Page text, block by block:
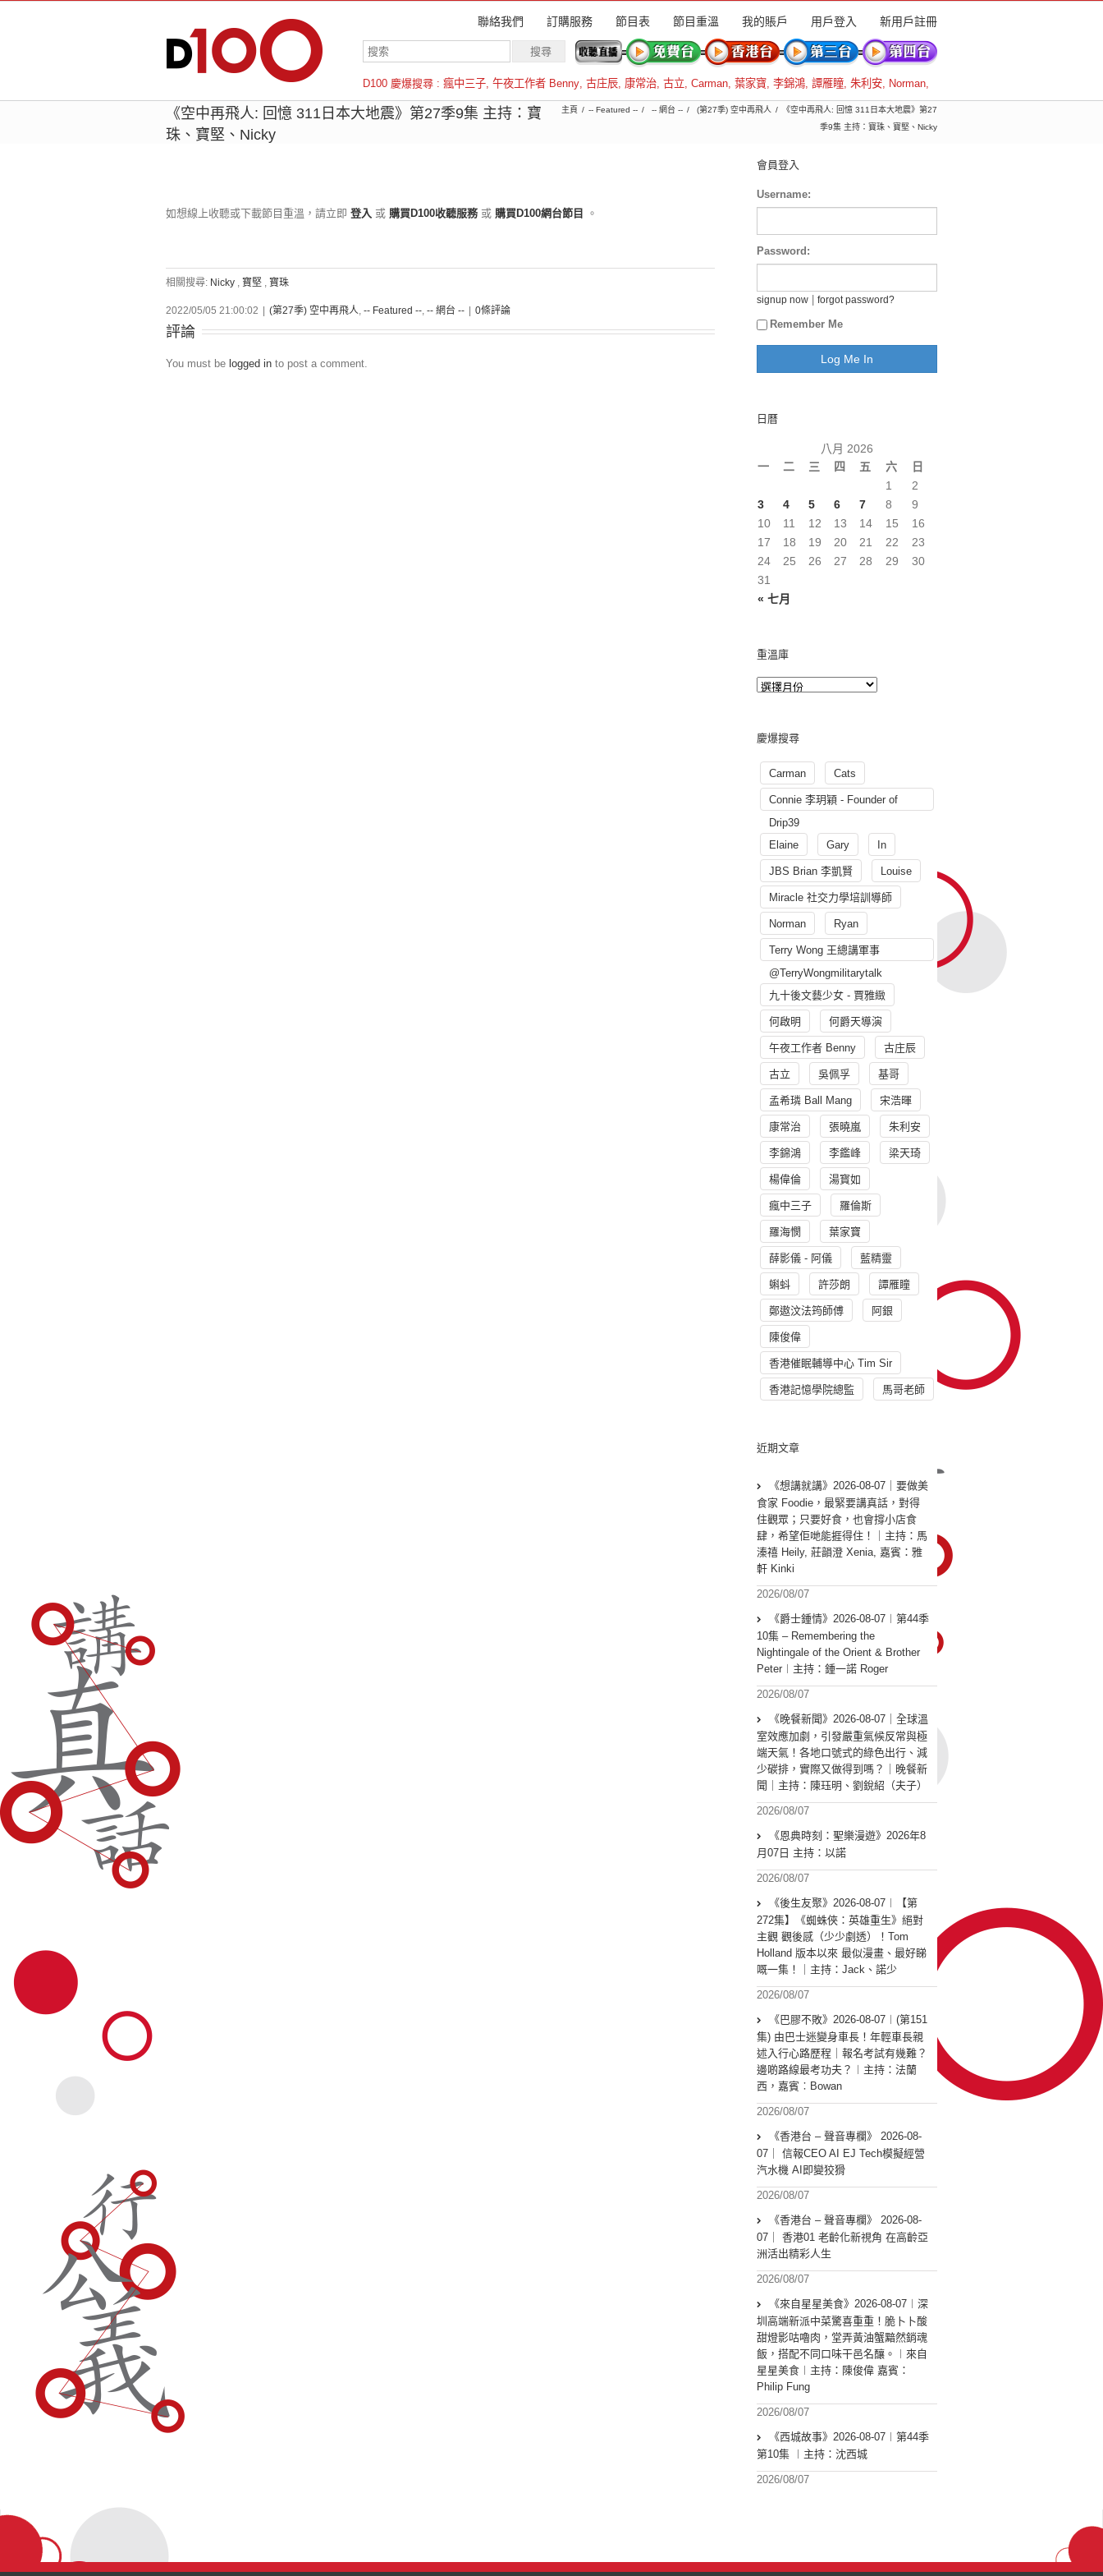
聯絡我們 訂購服務 節目表 節目重溫 我的賬戶 用戶登入 新用戶註冊
D100 慶爆搜尋 : 瘋中三子, 午夜工作者 Benny, 古庄辰, 康常治, 古立, Carman, 葉家寶, 李錦鴻, 譚雁瞳, 朱利安, Norman,
羅倫斯
《空中再飛人: 回憶 311日本大地震》第27季9集 主持：寶
珠、寶堅、Nicky
主頁 -- Featured -- -- 網台 -- (第27季) 空中再飛人
《空中再飛人: 回憶 311日本大地震》第27
季9集 主持：寶珠、寶堅、Nicky
如想線上收聽或下載節目重溫，請立即 登入 或 購買D100收聽服務 或 購買D100網台節目 。
相關搜尋: Nicky , 寶堅 , 寶珠
2022/05/05 21:00:02 (第27季) 空中再飛人, -- Featured --, -- 網台 -- 0條評論
評論
You must be logged in to post a comment.
會員登入
Username:
Password:
signup now forgot password?
Remember Me
日曆
八月 2026
一
二 三 四 五 六 日
« 七月
1
2
3
4 5 6 7 8
9
10
11 12 13 14 15
16
17
18 19 20 21 22
23
24
25 26 27 28 29
30
31
重溫庫
慶爆搜尋
Carman Cats
Connie 李玥穎 - Founder of
Drip39
Elaine
Gary In
JBS Brian 李凱賢 Louise
Miracle 社交力學培訓導師
Norman Ryan
Terry Wong 王總講軍事
@TerryWongmilitarytalk
九十後文藝少女 - 賈雅緻
何啟明 何爵天導演
午夜工作者 Benny 古庄辰
古立 吳佩孚 基哥
孟希璘 Ball Mang 宋浩暉
康常治 張曉嵐 朱利安
李錦鴻 李鑑峰 梁天琦
楊偉倫 湯寳如
瘋中三子 羅倫斯
羅海憫 葉家寶
薛影儀 - 阿儀 藍精靈
蝌蚪 許莎朗 譚雁瞳
鄭遨汶法筠師傅 阿銀
陳俊偉
香港催眠輔導中心 Tim Sir
香港記憶學院總監 馬哥老師
近期文章
《想講就講》2026-08-07｜要做美
食家 Foodie，最緊要講真話，對得
住觀眾；只要好食，也會撐小店食
肆，希望佢哋能捱得住！｜主持：馬
溱禧 Heily, 莊韻澄 Xenia, 嘉賓：雅
軒 Kinki
2026/08/07
《爵士鍾情》2026-08-07︱第44季
10集 – Remembering the
Nightingale of the Orient & Brother
Peter︱主持：鍾一諾 Roger
2026/08/07
《晚餐新聞》2026-08-07｜全球溫
室效應加劇，引發嚴重氣候反常與極
端天氣！各地口號式的綠色出行、減
少碳排，實際又做得到嗎？｜晚餐新
聞｜主持：陳珏明、劉銳紹（夫子）
2026/08/07
《恩典時刻：聖樂漫遊》2026年8
月07日 主持：以諾
2026/08/07
《後生友聚》2026-08-07︱【第
272集】《蜘蛛俠：英雄重生》絕對
主觀 觀後感（少少劇透）！Tom
Holland 版本以來 最似漫畫、最好睇
嘅一集！｜主持：Jack、諾少
2026/08/07
《巴膠不敗》2026-08-07︱(第151
集) 由巴士迷變身車長！年輕車長親
述入行心路歷程｜報名考試有幾難？
邊啲路線最考功夫？︱主持：法蘭
西，嘉賓︰Bowan
2026/08/07
《香港台 – 聲音專欄》 2026-08-
07｜ 信報CEO AI EJ Tech模擬經營
汽水機 AI即變狡猾
2026/08/07
《香港台 – 聲音專欄》 2026-08-
07｜ 香港01 老齡化新視角 在高齡亞
洲活出精彩人生
2026/08/07
《來自星星美食》2026-08-07︱深
圳高端新派中菜驚喜重重！脆卜卜酸
甜燈影咕嚕肉，堂弄黃油蟹黯然銷魂
飯，搭配不同口味干邑名釀。︱來自
星星美食︱主持：陳俊偉 嘉賓：
Philip Fung
2026/08/07
《西城故事》2026-08-07︱第44季
第10集 ︱主持：沈西城
2026/08/07